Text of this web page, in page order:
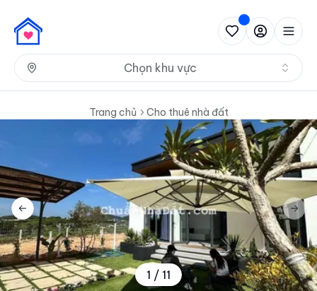
Chọn khu vực
Trang chủ Cho thuê nhà đất
Previous slide
1 / 11